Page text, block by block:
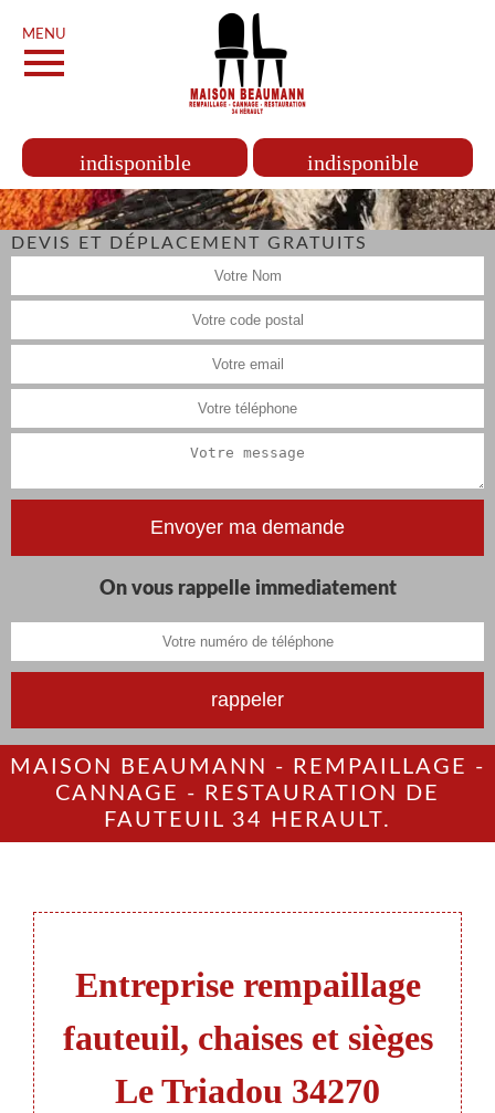
MENU
indisponible indisponible
DEVIS ET DÉPLACEMENT GRATUITS
On vous rappelle immediatement
MAISON BEAUMANN - REMPAILLAGE -
CANNAGE - RESTAURATION DE
FAUTEUIL 34 HERAULT.
Entreprise rempaillage
fauteuil, chaises et sièges
Le Triadou 34270